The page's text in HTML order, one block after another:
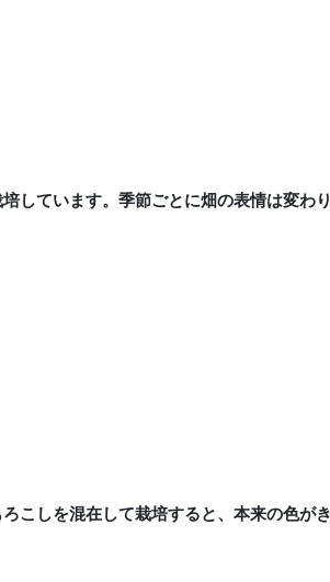
しています。季節ごとに畑の表情は変わ
こしを混在して栽培すると、本来の色が